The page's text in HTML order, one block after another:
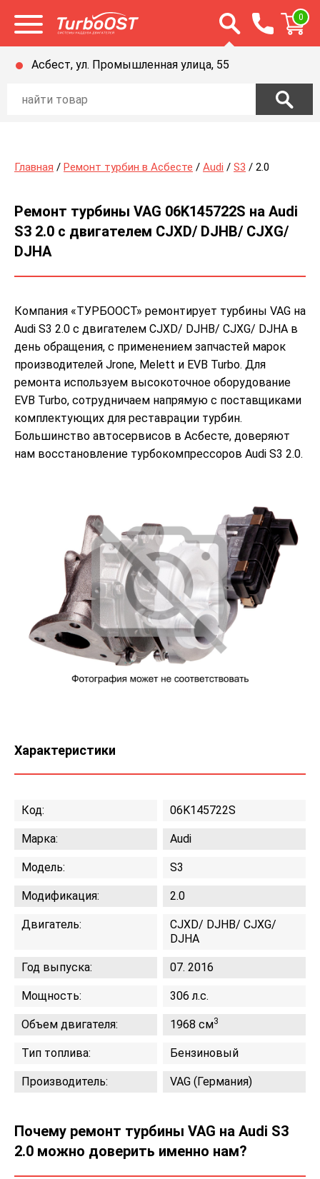
Открыть меню Открыть строку
0
Асбест, ул. Промышленная улица, 55
Главная / Ремонт турбин в Асбесте / Audi / S3 / 2.0
Ремонт турбины VAG 06K145722S на Audi
S3 2.0 с двигателем CJXD/ DJHB/ CJXG/
DJHA
Компания «ТУРБООСТ» ремонтирует турбины VAG на
Audi S3 2.0 с двигателем CJXD/ DJHB/ CJXG/ DJHA в
день обращения, с применением запчастей марок
производителей Jrone, Melett и EVB Turbo. Для
ремонта используем высокоточное оборудование
EVB Turbo, сотрудничаем напрямую с поставщиками
комплектующих для реставрации турбин.
Большинство автосервисов в Асбесте, доверяют
нам восстановление турбокомпрессоров Audi S3 2.0.
Характеристики
Код: 06K145722S
Марка: Audi
Модель: S3
Модификация: 2.0
Двигатель:
CJXD/ DJHB/ CJXG/
DJHA
Год выпуска: 07. 2016
Мощность: 306 л.с.
Объем двигателя: 1968 см3
Тип топлива: Бензиновый
Производитель: VAG (Германия)
Почему ремонт турбины VAG на Audi S3
2.0 можно доверить именно нам?